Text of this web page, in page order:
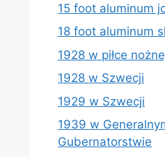
15 foot aluminum
18 foot aluminum
1928 w piłce
1928 w Szwecji
1929 w Szwecji
1939 w
Gubernatorstwie